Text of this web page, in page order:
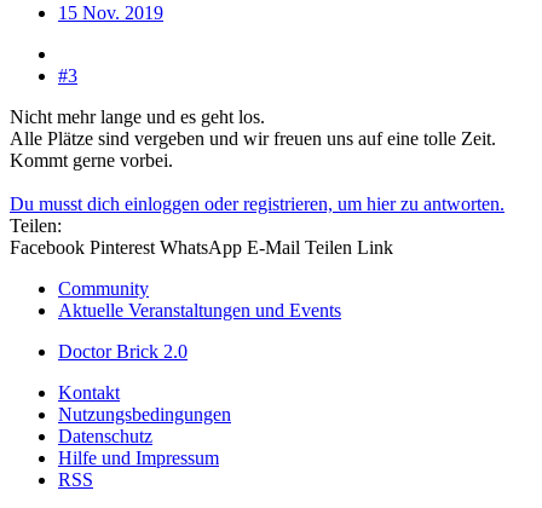
15 Nov. 2019
#3
Nicht mehr lange und es geht los.
Alle Plätze sind vergeben und wir freuen uns auf eine tolle Zeit.
Kommt gerne vorbei.
Du musst dich einloggen oder registrieren, um hier zu antworten.
Teilen:
Facebook Pinterest WhatsApp E-Mail Teilen Link
Community
Aktuelle Veranstaltungen und Events
Doctor Brick 2.0
Kontakt
Nutzungsbedingungen
Datenschutz
Hilfe und Impressum
RSS